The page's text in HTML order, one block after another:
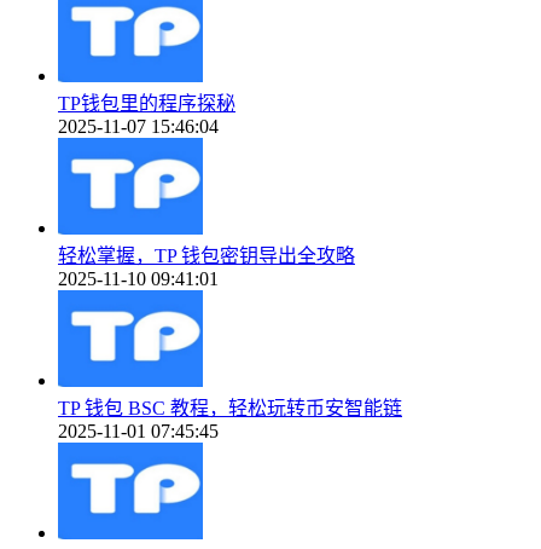
TP钱包里的程序探秘
2025-11-07 15:46:04
轻松掌握，TP 钱包密钥导出全攻略
2025-11-10 09:41:01
TP 钱包 BSC 教程，轻松玩转币安智能链
2025-11-01 07:45:45